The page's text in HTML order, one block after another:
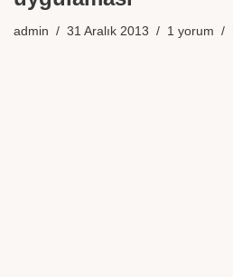
admin 31 Aralık 2013 1 yorum